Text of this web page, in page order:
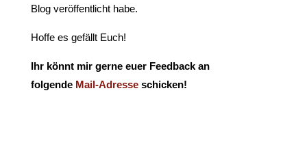
Blog veröffentlicht habe.
Hoffe es gefällt Euch!
Ihr könnt mir gerne euer Feedback an
folgende Mail-Adresseschicken!